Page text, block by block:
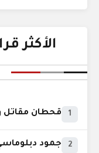
الأكثر
1 قحطان مقاتل
2
جمود